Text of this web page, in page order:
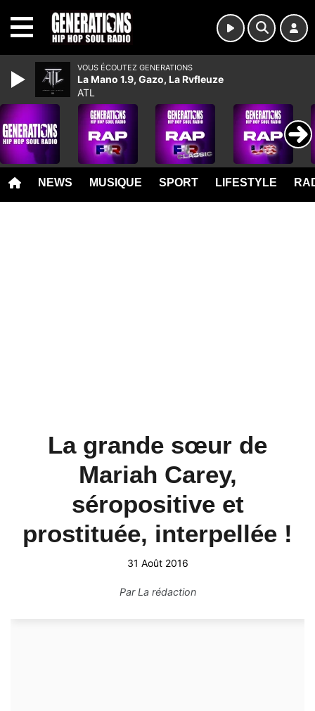
NEWS MUSIQUE SPORT LIFESTYLE
La grande sœur de
Mariah Carey,
séropositive et
prostituée, interpellée !
31 Août 2016
ParLa rédaction
VOUS ÉCOUTEZ GENERATIONS
La Mano 1.9, Gazo, La Rvfleuze
ATL